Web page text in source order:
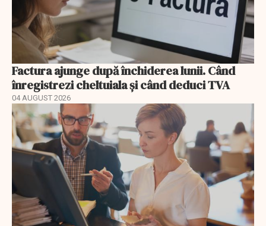
Factura ajunge după închiderea lunii. Când
înregistrezi cheltuiala și când deduci TVA
04 AUGUST 2026